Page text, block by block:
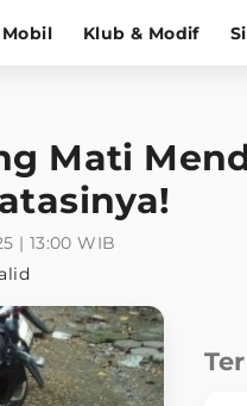
Mobil Klub & Modif
Mati
| 13:00 WIB